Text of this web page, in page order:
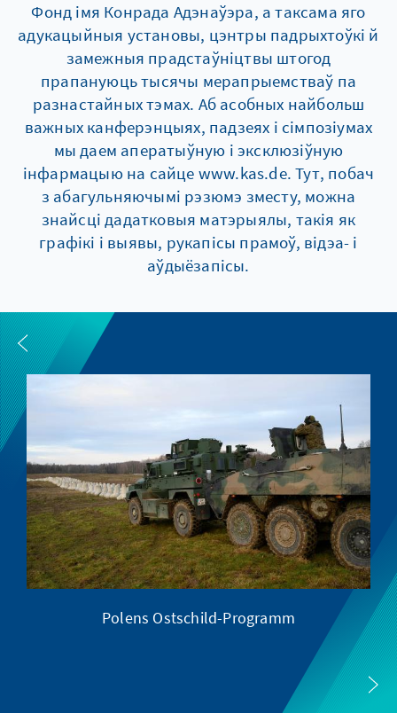
Фонд імя Конрада Адэнаўэра, а таксама яго
адукацыйныя установы, цэнтры падрыхтоўкі й
замежныя прадстаўніцтвы штогод
прапануюць тысячы мерапрыемстваў па
разнастайных тэмах. Аб асобных найбольш
важных канферэнцыях, падзеях і сімпозіумах
мы даем аператыўную і эксклюзіўную
інфармацыю на сайце www.kas.de. Тут, побач
з абагульняючымі рэзюмэ зместу, можна
знайсці дадатковыя матэрыялы, такія як
графікі і выявы, рукапісы прамоў, відэа- і
аўдыёзапісы.
Polens Ostschild-Programm